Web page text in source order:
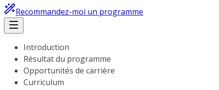
Recommandez-moi un programme
Introduction
Résultat du programme
Opportunités de carrière
Curriculum